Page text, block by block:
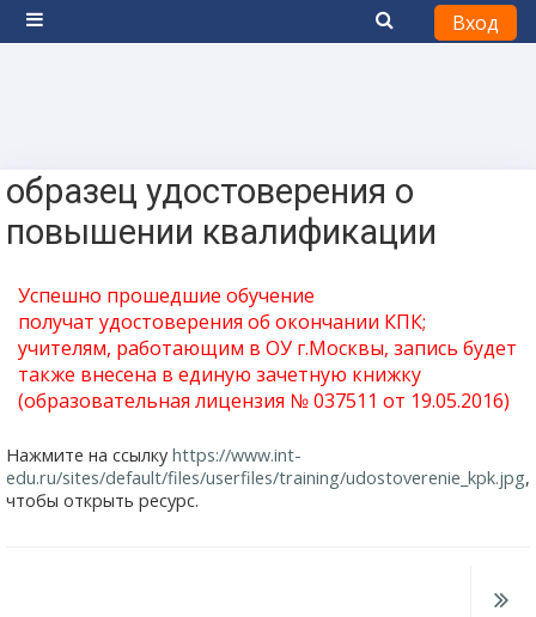
Боковая панель
Вход
образец удостоверения о
повышении квалификации
Успешно прошедшие обучение
получат удостоверения об окончании КПК;
учителям, работающим в ОУ г.Москвы, запись будет
также внесена в единую зачетную книжку
(образовательная лицензия № 037511 от 19.05.2016)
Нажмите на ссылку https://www.int-
edu.ru/sites/default/files/userfiles/training/udostoverenie_kpk.jpg,
чтобы открыть ресурс.